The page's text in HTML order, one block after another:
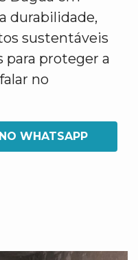
durabilidade,
sustentáveis
proteger a
no
WHATSAPP